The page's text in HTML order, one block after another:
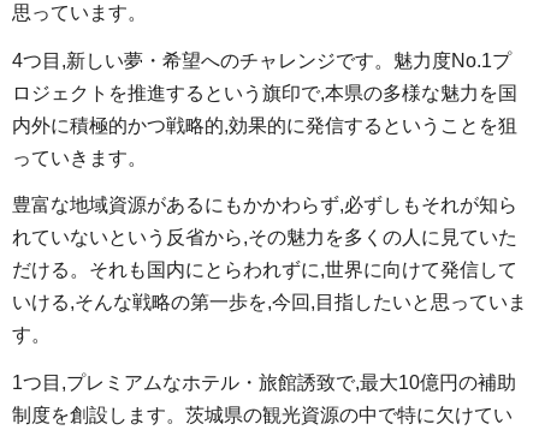
思っています。
4つ目,新しい夢・希望へのチャレンジです。魅力度No.1プ
ロジェクトを推進するという旗印で,本県の多様な魅力を国
内外に積極的かつ戦略的,効果的に発信するということを狙
っていきます。
豊富な地域資源があるにもかかわらず,必ずしもそれが知ら
れていないという反省から,その魅力を多くの人に見ていた
だける。それも国内にとらわれずに,世界に向けて発信して
いける,そんな戦略の第一歩を,今回,目指したいと思っていま
す。
1つ目,プレミアムなホテル・旅館誘致で,最大10億円の補助
制度を創設します。茨城県の観光資源の中で特に欠けてい